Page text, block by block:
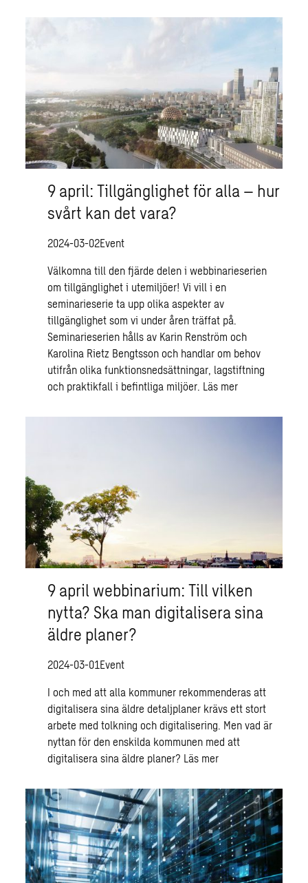
9 april: Tillgänglighet för alla – hur
svårt kan det vara?
2024-03-02Event
Välkomna till den fjärde delen i webbinarieserien
om tillgänglighet i utemiljöer! Vi vill i en
seminarieserie ta upp olika aspekter av
tillgänglighet som vi under åren träffat på.
Seminarieserien hålls av Karin Renström och
Karolina Rietz Bengtsson och handlar om behov
utifrån olika funktionsnedsättningar, lagstiftning
och praktikfall i befintliga miljöer. Läs mer
9 april webbinarium: Till vilken
nytta? Ska man digitalisera sina
äldre planer?
2024-03-01Event
I och med att alla kommuner rekommenderas att
digitalisera sina äldre detaljplaner krävs ett stort
arbete med tolkning och digitalisering. Men vad är
nyttan för den enskilda kommunen med att
digitalisera sina äldre planer? Läs mer